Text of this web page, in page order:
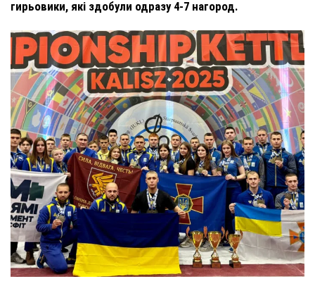
гирьовики, які здобули одразу 4-7 нагород.